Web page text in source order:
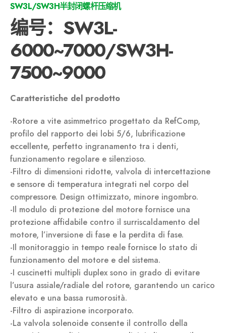
SW3L/SW3H半封闭螺杆压缩机
编号：SW3L-
6000~7000/SW3H-
7500~9000
Caratteristiche del prodotto
-Rotore a vite asimmetrico progettato da RefComp,
profilo del rapporto dei lobi 5/6, lubrificazione
eccellente, perfetto ingranamento tra i denti,
funzionamento regolare e silenzioso.
-Filtro di dimensioni ridotte, valvola di intercettazione
e sensore di temperatura integrati nel corpo del
compressore. Design ottimizzato, minore ingombro.
-Il modulo di protezione del motore fornisce una
protezione affidabile contro il surriscaldamento del
motore, l’inversione di fase e la perdita di fase.
-Il monitoraggio in tempo reale fornisce lo stato di
funzionamento del motore e del sistema.
-I cuscinetti multipli duplex sono in grado di evitare
l’usura assiale/radiale del rotore, garantendo un carico
elevato e una bassa rumorosità.
-Filtro di aspirazione incorporato.
-La valvola solenoide consente il controllo della